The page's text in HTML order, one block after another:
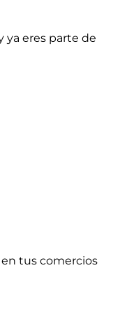
ya eres parte de
en tus comercios